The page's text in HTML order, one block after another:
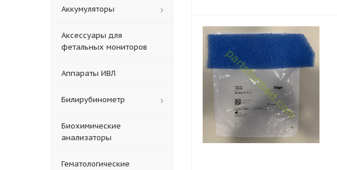
Аккумуляторы
Аксессуары для
фетальных мониторов
Аппараты ИВЛ
Билирубинометр
Биохимические
анализаторы
Гематологические